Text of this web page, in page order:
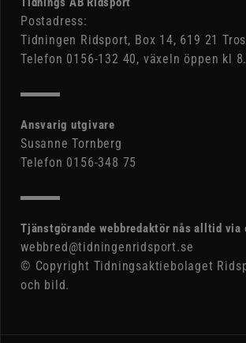
Postadress:
Tidningen Ridsport, Box 14, 619 21
Telefon 0156-132 40, växeln öppen kl
Ansvarig utgivare
Susanne Tornberg
Telefon 0156-348 75
Tjänstgörande webbredaktör nås alltid via
webbred@tidningenridsport.se
© Copyright Tidningsaktiebolaget
och bild.